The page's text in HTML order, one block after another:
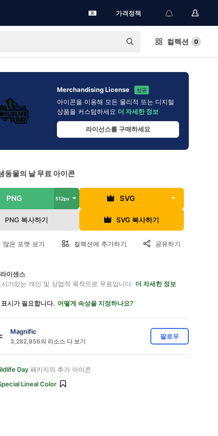
가격정책
컬렉션 0
Merchandising License 신규
아이콘을 이용해 모든 물리적 또는 디지털
상품을 커스텀하세요 더 자세한 정보
라이선스를 구매하세요
동물의 날 무료 아이콘
PNG 512px SVG
PNG 복사하기 SVG 복사하기
많은 포맷 보기 컬렉션에 추가하기 공유하기
이센스
가있는 개인 및 상업적 목적으로 무료입니다. 더 자세한 정보
시가 필요합니다. 어떻게 속성을 지정하나요?
Magnific
3,282,856의 리소스 다 보기
팔로우
Day 패키지의 추가 아이콘
Lineal Color